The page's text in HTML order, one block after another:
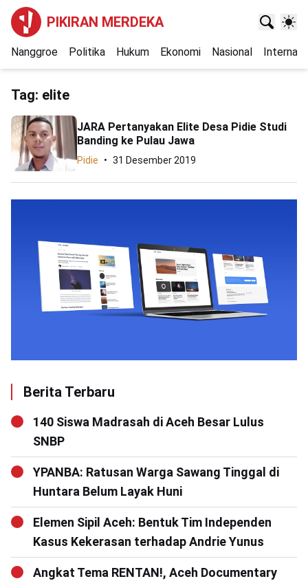
PIKIRAN MERDEKA
Nanggroe Politika Hukum Ekonomi Nasional
Tag: elite
JARA Pertanyakan Elite Desa Pidie Studi
Banding ke Pulau Jawa
Pidie 31 Desember 2019
Berita Terbaru
140 Siswa Madrasah di Aceh Besar Lulus
SNBP
YPANBA: Ratusan Warga Sawang Tinggal di
Huntara Belum Layak Huni
Elemen Sipil Aceh: Bentuk Tim Independen
Kasus Kekerasan terhadap Andrie Yunus
Angkat Tema RENTAN!, Aceh Documentary